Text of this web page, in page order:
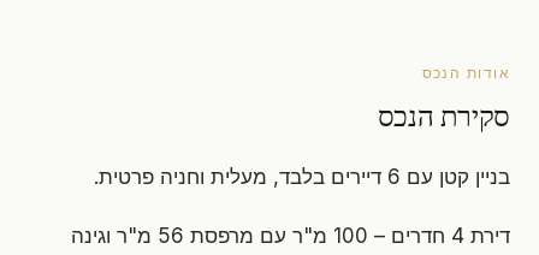
אודות הנכס
סקירת הנכס
בניין קטן עם 6 דיירים בלבד, מעלית וחניה פרטית.
דירת 4 חדרים – 100 מ"ר עם מרפסת 56 מ"ר וגינה